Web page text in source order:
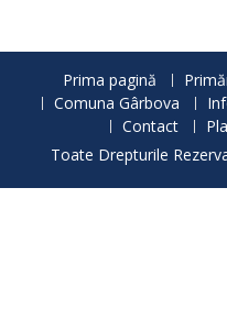
Prima pagină
Comuna Gârbova
Contact
Toate Drepturile